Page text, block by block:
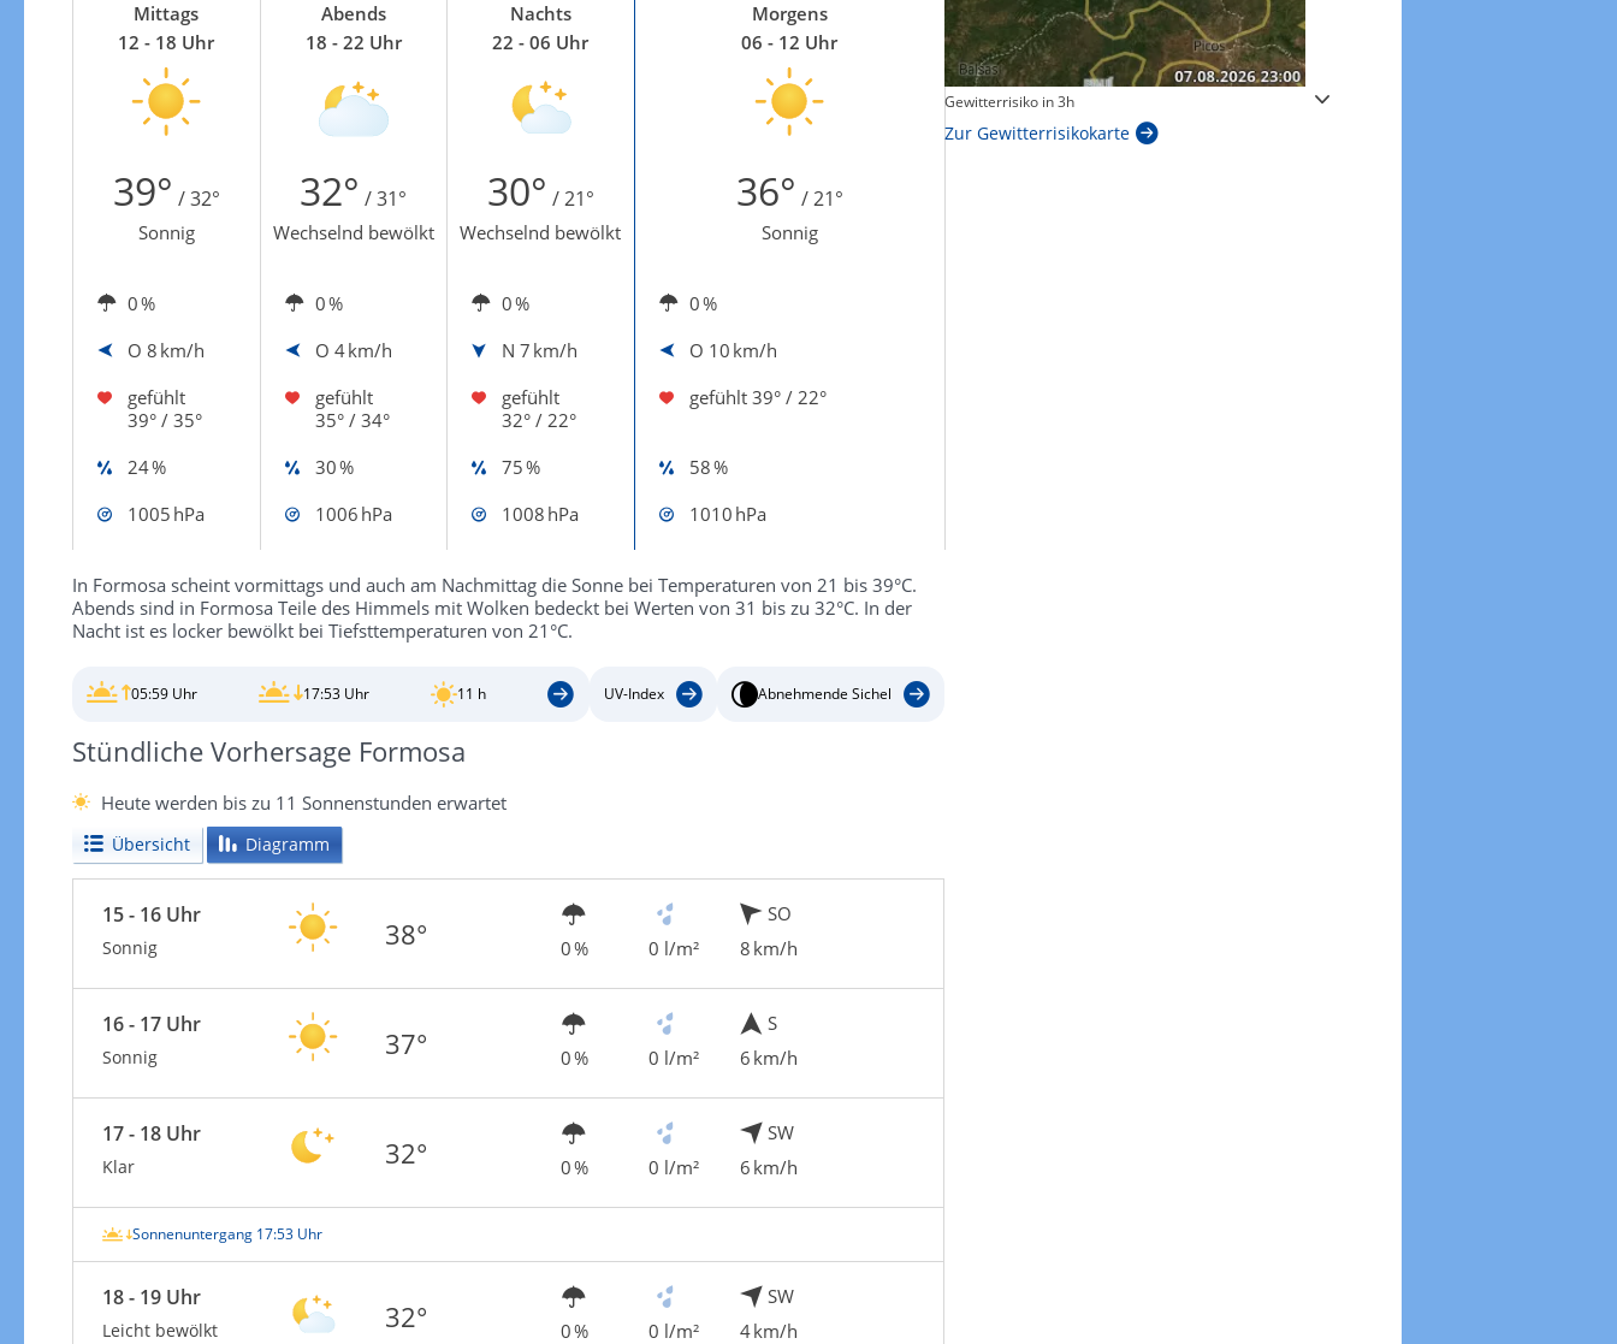
Mittags
12 - 18 Uhr
Abends
18 - 22 Uhr
Nachts
22 - 06 Uhr
Morgens
06 - 12 Uhr
39° / 32° 32° / 31° 30° / 21° 36° / 21°
Sonnig Wechselnd bewölkt Wechselnd bewölkt Sonnig
0 % 0 % 0 %
0 %
O 8 km/h O 4 km/h N 7 km/h O 10 km/h
gefühlt
39° / 35°
gefühlt
35° / 34°
gefühlt
32° / 22°
gefühlt 39° / 22°
24 % 30 % 75 %
58 %
1005 hPa
1006 hPa 1008 hPa 1010 hPa
In Formosa scheint vormittags und auch am Nachmittag die Sonne bei Temperaturen von 21 bis 39°C.
Abends sind in Formosa Teile des Himmels mit Wolken bedeckt bei Werten von 31 bis zu 32°C. In der
Nacht ist es locker bewölkt bei Tiefsttemperaturen von 21°C.
05:59 Uhr 17:53 Uhr 11 h UV-Index Abnehmende Sichel
Stündliche Vorhersage Formosa
Heute werden bis zu 11 Sonnenstunden erwartet
Übersicht Diagramm
15 - 16 Uhr
Sonnig 38° 0 % 0 l/m²
SO
8 km/h
16 - 17 Uhr
Sonnig 37° 0 % 0 l/m²
S
6 km/h
17 - 18 Uhr
Klar 32° 0 % 0 l/m²
SW
6 km/h
Sonnenuntergang 17:53 Uhr
18 - 19 Uhr
Leicht bewölkt 32° 0 % 0 l/m²
SW
4 km/h
Windgeschwindigkeiten in 3h
Zur Windgeschwindigkeitenkarte
Sonnenschein heute
Zur Sonnenscheindauerkarte
Gewitterrisiko in 3h
Zur Gewitterrisikokarte
Windböen heute